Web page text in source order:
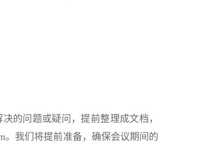
的问题或疑问，提前整理成文档，
。我们将提前准备， 确保会议期间的